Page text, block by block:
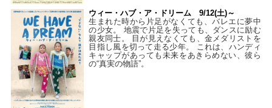
ウィー・ハブ・ア・ドリーム 9/12(土)～
生まれた時から片足がなくても、バレエに夢中
の少女。 地震で片足を失っても、ダンスに励む
親友同士。 目が見えなくても、金メダリストを
目指し風を切って走る少年。 これは、ハンディ
キャップがあっても未来をあきらめない、彼ら
の“真実の物語”。